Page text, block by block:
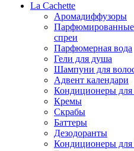
La Cachette
Аромадиффузоры
Парфюмированные
спреи
Парфюмерная вода
Гели для душа
Шампуни для
Адвент календари
Кондиционеры для
Кремы
Скрабы
Баттеры
Дезодоранты
Кондиционеры для